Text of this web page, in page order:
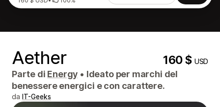
Aether 160 $USD
Parte di Energy • Ideato per marchi del
benessere energici e con carattere.
da IT-Geeks